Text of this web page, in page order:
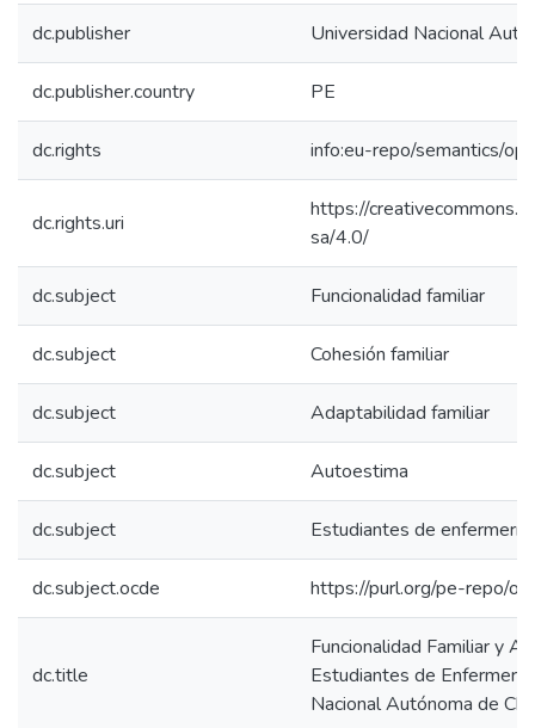
dc.publisher Universidad Nacional
dc.publisher.country PE
dc.rights info:eu-repo/semantics/
dc.rights.uri
https://
sa/4.0/
dc.subject Funcionalidad familiar
dc.subject Cohesión familiar
dc.subject Adaptabilidad familiar
dc.subject Autoestima
dc.subject Estudiantes de enfermería
dc.subject.ocde https://purl.org/pe-repo/
dc.title
Funcionalidad Familiar y
Estudiantes de
Nacional Autónoma de